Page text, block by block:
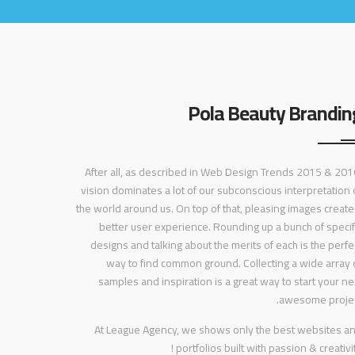
Pola Beauty
After all, as described in Web Design Trends 2015 &
vision dominates a lot of our subconscious interpretation
the world around us. On top of that, pleasing images
better user experience. Rounding up a bunch of
designs and talking about the merits of each is the
way to find common ground. Collecting a wide array
samples and inspiration is a great way to start your
awesome
At League Agency, we shows only the best websites
portfolios built with passion &